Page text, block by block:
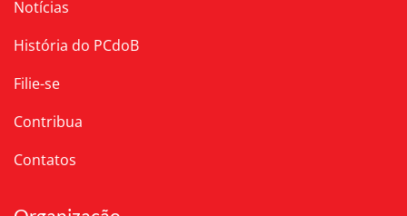
Notícias
História do PCdoB
Filie-se
Contribua
Contatos